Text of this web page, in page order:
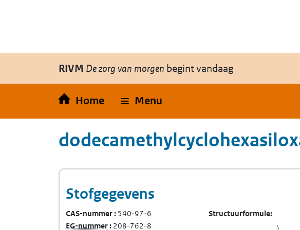
RIVM De zorg van morgen begint vandaag
Home Menu
Stofgegevens
CAS-nummer 540-97-6
EG-nummer(Europees Gemeenschap-nummer)
208-762-8
Structuurformule